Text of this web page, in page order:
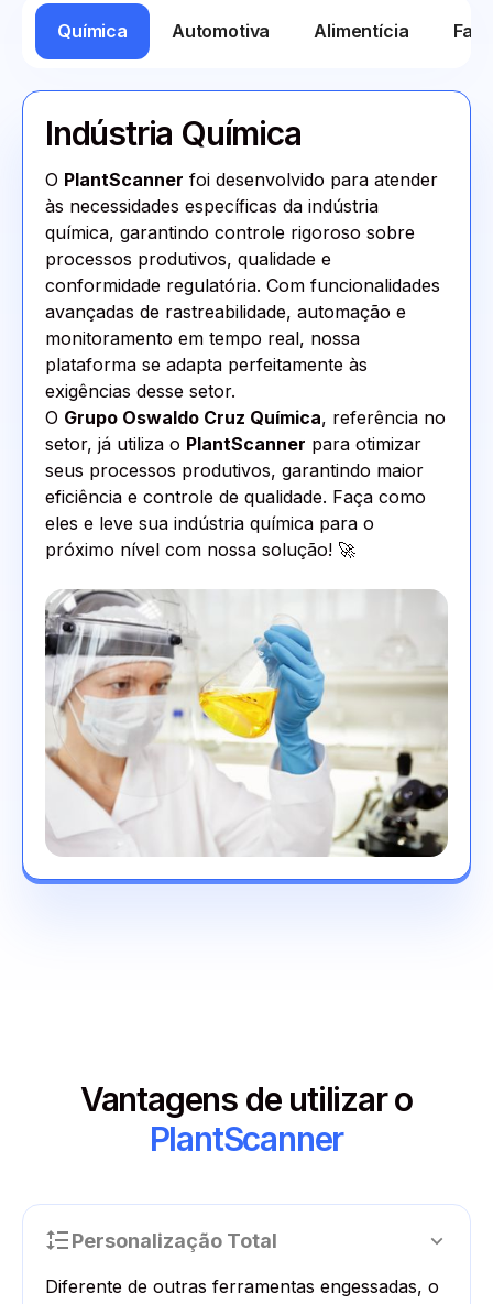
Química Automotiva Alimentícia
Indústria Química
O PlantScanner foi desenvolvido para atender
às necessidades específicas da indústria
química, garantindo controle rigoroso sobre
processos produtivos, qualidade e
conformidade regulatória. Com funcionalidades
avançadas de rastreabilidade, automação e
monitoramento em tempo real, nossa
plataforma se adapta perfeitamente às
exigências desse setor.
O Grupo Oswaldo Cruz Química, referência no
setor, já utiliza o PlantScanner para otimizar
seus processos produtivos, garantindo maior
eficiência e controle de qualidade. Faça como
eles e leve sua indústria química para o
próximo nível com nossa solução! 🚀
Vantagens de utilizar o
PlantScanner
Personalização Total
Diferente de outras ferramentas engessadas, o